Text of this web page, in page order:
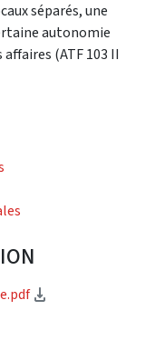
séparés, une
autonomie
(ATF 103 II